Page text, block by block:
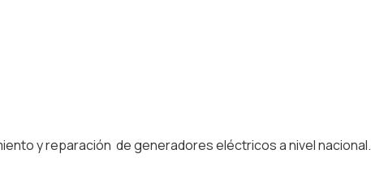
y reparación de generadores eléctricos a nivel nacional.